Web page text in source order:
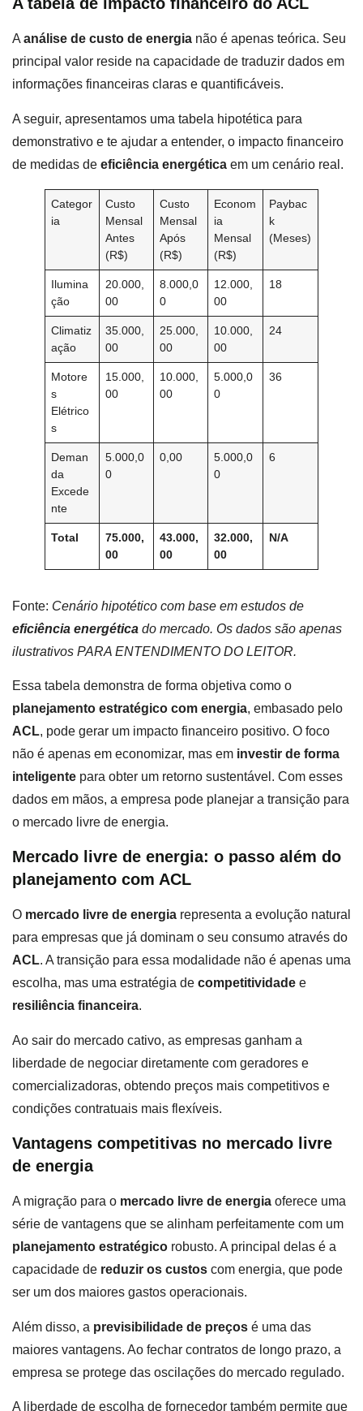
A análise de custo de energia não é apenas teórica. Seu
principal valor reside na capacidade de traduzir dados em
informações financeiras claras e quantificáveis.
A seguir, apresentamos uma tabela hipotética para
demonstrativo e te ajudar a entender, o impacto financeiro
de medidas de eficiência energética em um cenário real.
Categor
ia
Custo
Mensal
Antes
(R$)
Custo
Mensal
Após
(R$)
Econom
ia
Mensal
(R$)
Paybac
k
(Meses)
Ilumina
ção
20.000,
00
8.000,0
0
12.000,
00
18
Climatiz
ação
35.000,
00
25.000,
00
10.000,
00
24
Motore
s
Elétrico
s
15.000,
00
10.000,
00
5.000,0
0
36
Deman
da
Excede
nte
5.000,0
0
0,00
5.000,0
0
6
Total
75.000,
00
43.000,
00
32.000,
00
N/A
Fonte: Cenário hipotético com base em estudos de
eficiência energética do mercado. Os dados são apenas
ilustrativos PARA ENTENDIMENTO DO LEITOR.
Essa tabela demonstra de forma objetiva como o
planejamento estratégico com energia, embasado pelo
ACL, pode gerar um impacto financeiro positivo. O foco
não é apenas em economizar, mas em investir de forma
inteligente para obter um retorno sustentável. Com esses
dados em mãos, a empresa pode planejar a transição para
o mercado livre de energia.
Mercado livre de energia: o passo além do
planejamento com ACL
O mercado livre de energia representa a evolução natural
para empresas que já dominam o seu consumo através do
ACL. A transição para essa modalidade não é apenas uma
escolha, mas uma estratégia de competitividade e
resiliência financeira.
Ao sair do mercado cativo, as empresas ganham a
liberdade de negociar diretamente com geradores e
comercializadoras, obtendo preços mais competitivos e
condições contratuais mais flexíveis.
Vantagens competitivas no mercado livre
de energia
A migração para o mercado livre de energia oferece uma
série de vantagens que se alinham perfeitamente com um
planejamento estratégico robusto. A principal delas é a
capacidade de reduzir os custos com energia, que pode
ser um dos maiores gastos operacionais.
Além disso, a previsibilidade de preços é uma das
maiores vantagens. Ao fechar contratos de longo prazo, a
empresa se protege das oscilações do mercado regulado.
A liberdade de escolha de fornecedor também permite que